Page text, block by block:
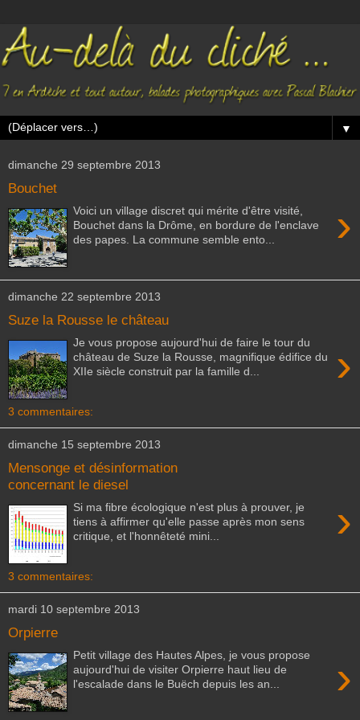
▼
dimanche 29 septembre 2013
Bouchet
›
Voici un village discret qui mérite d'être visité,
Bouchet dans la Drôme, en bordure de l'enclave
des papes. La commune semble ento...
dimanche 22 septembre 2013
Suze la Rousse le château
›
Je vous propose aujourd'hui de faire le tour du
château de Suze la Rousse, magnifique édifice du
XIIe siècle construit par la famille d...
3 commentaires:
dimanche 15 septembre 2013
Mensonge et désinformation
concernant le diesel
›
Si ma fibre écologique n'est plus à prouver, je
tiens à affirmer qu'elle passe après mon sens
critique, et l'honnêteté mini...
3 commentaires:
mardi 10 septembre 2013
Orpierre
›
Petit village des Hautes Alpes, je vous propose
aujourd'hui de visiter Orpierre haut lieu de
l'escalade dans le Buëch depuis les an...